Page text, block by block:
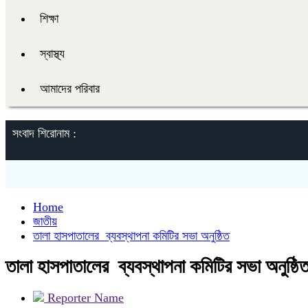
শিক্ষা
স্বাস্থ্য
আমাদের পরিবার
সংবাদ শিরোনাম :
Home
জাতীয়
তালা হাসপাতালের ব্যবস্থাপনা কমিটির সভা অনুষ্ঠিত
তালা হাসপাতালের ব্যবস্থাপনা কমিটির সভা
Reporter Name